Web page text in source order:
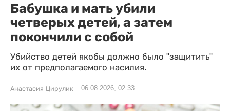
Бабушка и мать убили
четверых детей, а затем
покончили с собой
Убийство детей якобы должно было "защитить"
их от предполагаемого насилия.
Анастасия Цирулик 06.08.2026, 02:33